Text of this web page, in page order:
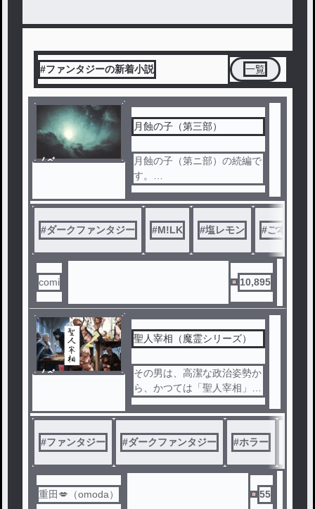
#ファンタジーの新着小説 一覧
ノベ
月蝕の子（第三部）
月蝕の子（第ニ部）の続編で
す。
M!LKのメンバー５人をモチ
ーフとした本格長編ダークフ
ァンタジー。
主人公ジントと幼馴染のダイ
チを中心に、光と闇、魔法と
魔物が対峙する世界で、五人
M!LKさんやBLにあまり興味
タジー小説として読んで頂け
M!LK好きな方（特に塩レ推
し）には後半刺さる展開にな
っています😆
キャラクターの心情、描写を
毎日３話くらい更新予定。
ちなみに全部で250話ほどあ
初見の方は、各章のあらすじ
#ダークファンタジー #M!LK #塩レモン #ご本人様
comi 10,895
ノベ
聖人宰相（魔霊シリーズ）
その男は、高潔な政治姿勢か
ら、かつては「聖人宰相」と
まで呼ばれた。それなのに…
…
#ファンタジー #ダークファンタジー #ホラー
重田💋（omoda） 55